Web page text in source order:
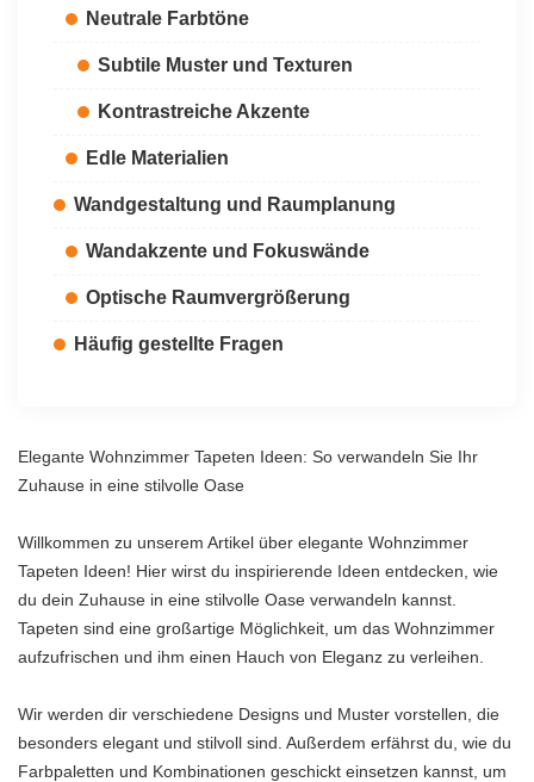
Neutrale Farbtöne
Subtile Muster und Texturen
Kontrastreiche Akzente
Edle Materialien
Wandgestaltung und Raumplanung
Wandakzente und Fokuswände
Optische Raumvergrößerung
Häufig gestellte Fragen
Elegante Wohnzimmer Tapeten Ideen: So verwandeln Sie Ihr
Zuhause in eine stilvolle Oase
Willkommen zu unserem Artikel über elegante Wohnzimmer
Tapeten Ideen! Hier wirst du inspirierende Ideen entdecken, wie
du dein Zuhause in eine stilvolle Oase verwandeln kannst.
Tapeten sind eine großartige Möglichkeit, um das Wohnzimmer
aufzufrischen und ihm einen Hauch von Eleganz zu verleihen.
Wir werden dir verschiedene Designs und Muster vorstellen, die
besonders elegant und stilvoll sind. Außerdem erfährst du, wie du
Farbpaletten und Kombinationen geschickt einsetzen kannst, um